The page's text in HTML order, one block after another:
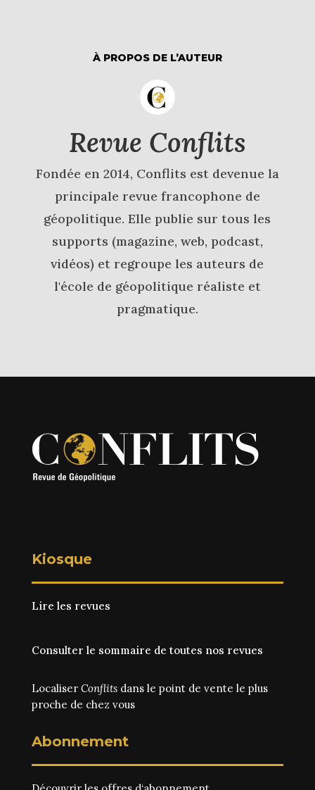
À PROPOS DE L’AUTEUR
Revue Conflits
Fondée en 2014, Conflits est devenue la
principale revue francophone de
géopolitique. Elle publie sur tous les
supports (magazine, web, podcast,
vidéos) et regroupe les auteurs de
l'école de géopolitique réaliste et
pragmatique.
Kiosque
Lire les revues
Consulter le sommaire de toutes nos revues
Localiser Conflitsdans le point de vente le plus
proche de chez vous
Abonnement